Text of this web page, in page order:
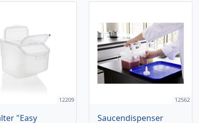
12209
"Easy
12562
Saucendispenser